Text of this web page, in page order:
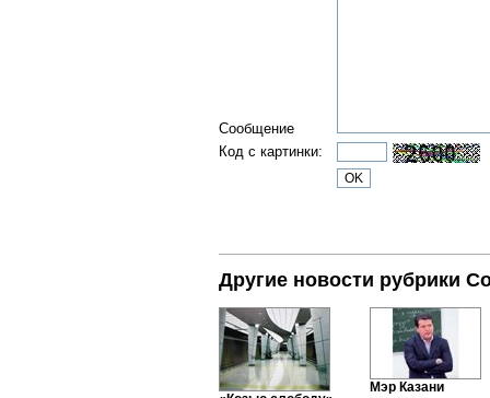
Сообщение
Код с картинки:
Другие новости рубрики
Мэр Казани